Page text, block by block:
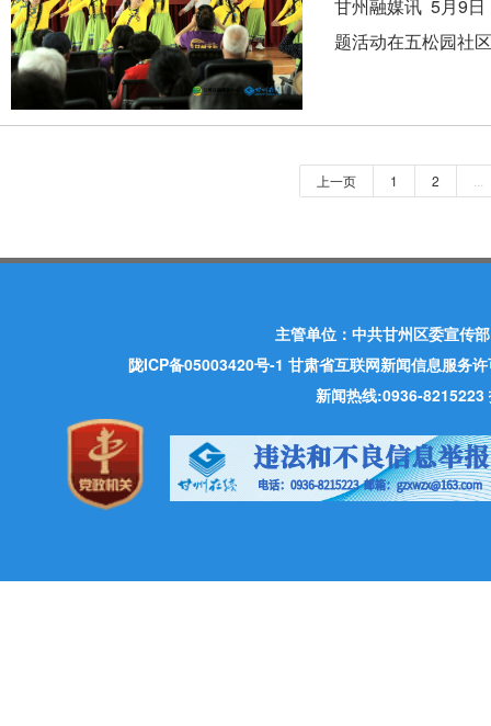
甘州融媒讯 5月9日
题活动在五松园社
上一页 1 2
主管单位：中共甘州区委宣传
陇ICP备05003420号-1 甘肃省互联网新闻信息服务
新闻热线:0936-8215223